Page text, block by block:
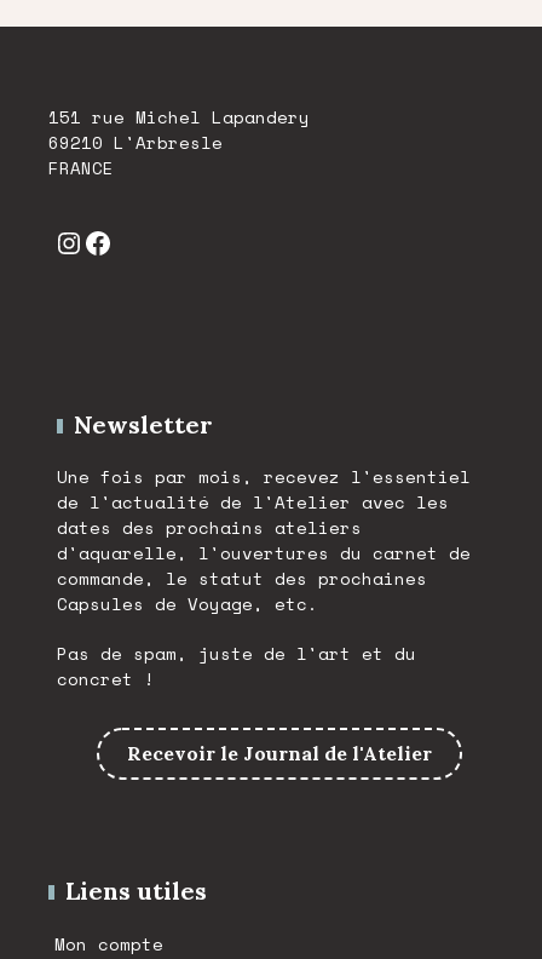
151 rue Michel Lapandery
69210 L'Arbresle
FRANCE
Instagram Facebook
Newsletter
Une fois par mois, recevez l'essentiel
de l'actualité de l'Atelier avec les
dates des prochains ateliers
d'aquarelle, l'ouvertures du carnet de
commande, le statut des prochaines
Capsules de Voyage, etc.
Pas de spam, juste de l'art et du
concret !
Recevoir le Journal de l'Atelier
Liens utiles
Mon compte